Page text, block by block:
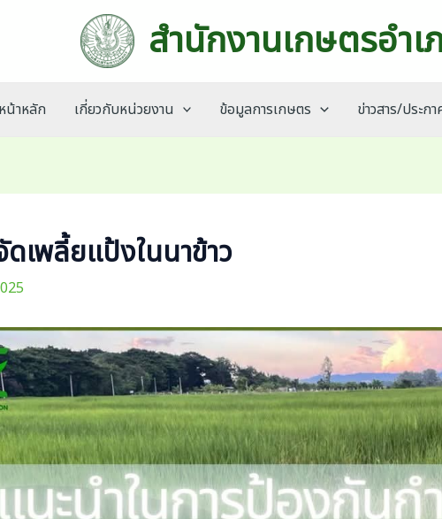
สำนักงานเกษตรอำ
หน้าหลัก เกี่ยวกับหน่วยงาน ข้อมูลการเกษตร ข่าวสาร/ประก
เพลี้ยแป้งในนาข้าว